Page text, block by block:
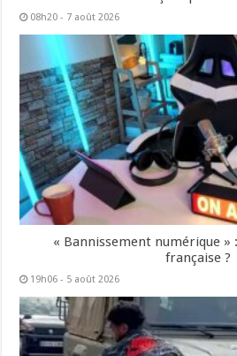
08h20 - 7 août 2026
« Bannissement numérique
française ?
19h06 - 5 août 2026